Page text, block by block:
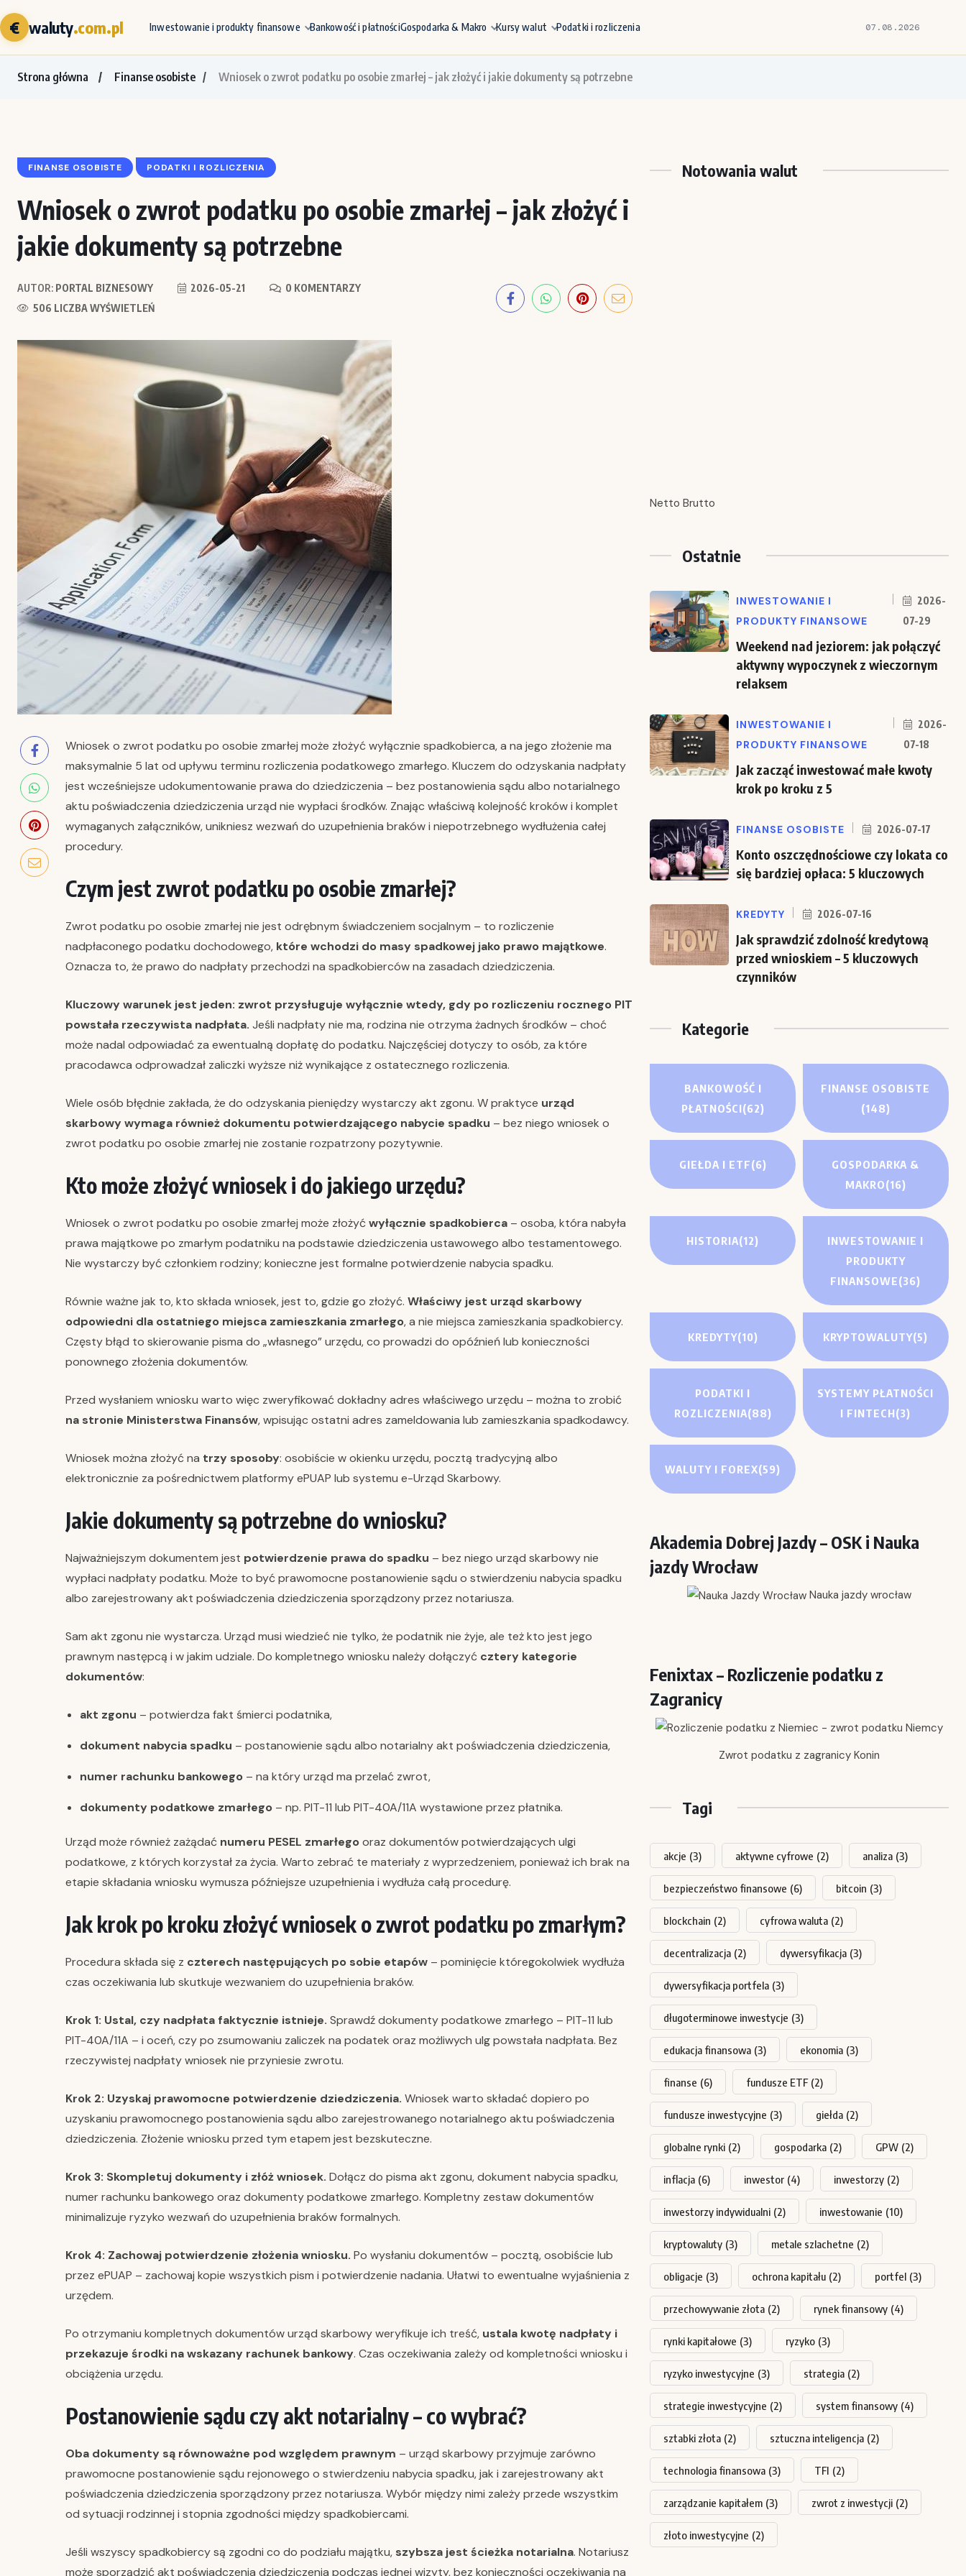
€ waluty.com.pl Inwestowanie i produkty finansowe Bankowość i płatnościGospodarka & Makro Kursy walut Podatki i rozliczenia 07.08.2026
Strona główna Finanse osobiste Wniosek o zwrot podatku po osobie zmarłej – jak złożyć i jakie dokumenty są potrzebne
FINANSE OSOBISTE PODATKI I ROZLICZENIA
Wniosek o zwrot podatku po osobie zmarłej – jak złożyć i
jakie dokumenty są potrzebne
AUTOR: PORTAL BIZNESOWY 2026-05-21
0 KOMENTARZY
506 LICZBA WYŚWIETLEŃ
Wniosek o zwrot podatku po osobie zmarłej może złożyć wyłącznie spadkobierca, a na jego złożenie ma
maksymalnie 5 lat od upływu terminu rozliczenia podatkowego zmarłego. Kluczem do odzyskania nadpłaty
jest wcześniejsze udokumentowanie prawa do dziedziczenia – bez postanowienia sądu albo notarialnego
aktu poświadczenia dziedziczenia urząd nie wypłaci środków. Znając właściwą kolejność kroków i komplet
wymaganych załączników, unikniesz wezwań do uzupełnienia braków i niepotrzebnego wydłużenia całej
procedury.
Czym jest zwrot podatku po osobie zmarłej?
Zwrot podatku po osobie zmarłej nie jest odrębnym świadczeniem socjalnym – to rozliczenie
nadpłaconego podatku dochodowego, które wchodzi do masy spadkowej jako prawo majątkowe.
Oznacza to, że prawo do nadpłaty przechodzi na spadkobierców na zasadach dziedziczenia.
Kluczowy warunek jest jeden: zwrot przysługuje wyłącznie wtedy, gdy po rozliczeniu rocznego PIT
powstała rzeczywista nadpłata. Jeśli nadpłaty nie ma, rodzina nie otrzyma żadnych środków – choć
może nadal odpowiadać za ewentualną dopłatę do podatku. Najczęściej dotyczy to osób, za które
pracodawca odprowadzał zaliczki wyższe niż wynikające z ostatecznego rozliczenia.
Wiele osób błędnie zakłada, że do odzyskania pieniędzy wystarczy akt zgonu. W praktyce urząd
skarbowy wymaga również dokumentu potwierdzającego nabycie spadku – bez niego wniosek o
zwrot podatku po osobie zmarłej nie zostanie rozpatrzony pozytywnie.
Kto może złożyć wniosek i do jakiego urzędu?
Wniosek o zwrot podatku po osobie zmarłej może złożyćwyłącznie spadkobierca – osoba, która nabyła
prawa majątkowe po zmarłym podatniku na podstawie dziedziczenia ustawowego albo testamentowego.
Nie wystarczy być członkiem rodziny; konieczne jest formalne potwierdzenie nabycia spadku.
Równie ważne jak to, kto składa wniosek, jest to, gdzie go złożyć. Właściwy jest urząd skarbowy
odpowiedni dla ostatniego miejsca zamieszkania zmarłego, a nie miejsca zamieszkania spadkobiercy.
Częsty błąd to skierowanie pisma do „własnego” urzędu, co prowadzi do opóźnień lub konieczności
ponownego złożenia dokumentów.
Przed wysłaniem wniosku warto więc zweryfikować dokładny adres właściwego urzędu – można to zrobić
na stronie Ministerstwa Finansów, wpisując ostatni adres zameldowania lub zamieszkania spadkodawcy.
Wniosek można złożyć na trzy sposoby: osobiście w okienku urzędu, pocztą tradycyjną albo
elektronicznie za pośrednictwem platformy ePUAP lub systemu e-Urząd Skarbowy.
Jakie dokumenty są potrzebne do wniosku?
Najważniejszym dokumentem jest potwierdzenie prawa do spadku – bez niego urząd skarbowy nie
wypłaci nadpłaty podatku. Może to być prawomocne postanowienie sądu o stwierdzeniu nabycia spadku
albo zarejestrowany akt poświadczenia dziedziczenia sporządzony przez notariusza.
Sam akt zgonu nie wystarcza. Urząd musi wiedzieć nie tylko, że podatnik nie żyje, ale też kto jest jego
prawnym następcą i w jakim udziale. Do kompletnego wniosku należy dołączyć cztery kategorie
dokumentów:
akt zgonu – potwierdza fakt śmierci podatnika,
dokument nabycia spadku – postanowienie sądu albo notarialny akt poświadczenia dziedziczenia,
numer rachunku bankowego – na który urząd ma przelać zwrot,
dokumenty podatkowe zmarłego – np. PIT-11 lub PIT-40A/11A wystawione przez płatnika.
Urząd może również zażądać numeru PESEL zmarłegooraz dokumentów potwierdzających ulgi
podatkowe, z których korzystał za życia. Warto zebrać te materiały z wyprzedzeniem, ponieważ ich brak na
etapie składania wniosku wymusza późniejsze uzupełnienia i wydłuża całą procedurę.
Jak krok po kroku złożyć wniosek o zwrot podatku po zmarłym?
Procedura składa się z czterech następujących po sobie etapów – pominięcie któregokolwiek wydłuża
czas oczekiwania lub skutkuje wezwaniem do uzupełnienia braków.
Krok 1: Ustal, czy nadpłata faktycznie istnieje. Sprawdź dokumenty podatkowe zmarłego – PIT-11 lub
PIT-40A/11A – i oceń, czy po zsumowaniu zaliczek na podatek oraz możliwych ulg powstała nadpłata. Bez
rzeczywistej nadpłaty wniosek nie przyniesie zwrotu.
Krok 2: Uzyskaj prawomocne potwierdzenie dziedziczenia. Wniosek warto składać dopiero po
uzyskaniu prawomocnego postanowienia sądu albo zarejestrowanego notarialnego aktu poświadczenia
dziedziczenia. Złożenie wniosku przed tym etapem jest bezskuteczne.
Krok 3: Skompletuj dokumenty i złóż wniosek. Dołącz do pisma akt zgonu, dokument nabycia spadku,
numer rachunku bankowego oraz dokumenty podatkowe zmarłego. Kompletny zestaw dokumentów
minimalizuje ryzyko wezwań do uzupełnienia braków formalnych.
Krok 4: Zachowaj potwierdzenie złożenia wniosku. Po wysłaniu dokumentów – pocztą, osobiście lub
przez ePUAP – zachowaj kopie wszystkich pism i potwierdzenie nadania. Ułatwi to ewentualne wyjaśnienia z
urzędem.
Po otrzymaniu kompletnych dokumentów urząd skarbowy weryfikuje ich treść, ustala kwotę nadpłaty i
przekazuje środki na wskazany rachunek bankowy. Czas oczekiwania zależy od kompletności wniosku i
obciążenia urzędu.
Postanowienie sądu czy akt notarialny – co wybrać?
Oba dokumenty są równoważne pod względem prawnym – urząd skarbowy przyjmuje zarówno
prawomocne postanowienie sądu rejonowego o stwierdzeniu nabycia spadku, jak i zarejestrowany akt
poświadczenia dziedziczenia sporządzony przez notariusza. Wybór między nimi zależy przede wszystkim
od sytuacji rodzinnej i stopnia zgodności między spadkobiercami.
Jeśli wszyscy spadkobiercy są zgodni co do podziału majątku, szybsza jest ścieżka notarialna. Notariusz
może sporządzić akt poświadczenia dziedziczenia podczas jednej wizyty, bez konieczności oczekiwania na
Notowania walut
Netto Brutto
Ostatnie
INWESTOWANIE I
PRODUKTY FINANSOWE
2026-
07-29
Weekend nad jeziorem: jak połączyć
aktywny wypoczynek z wieczornym
relaksem
INWESTOWANIE I
PRODUKTY FINANSOWE
2026-
07-18
Jak zacząć inwestować małe kwoty
krok po kroku z 5
FINANSE OSOBISTE 2026-07-17
Konto oszczędnościowe czy lokata co
się bardziej opłaca: 5 kluczowych
KREDYTY 2026-07-16
Jak sprawdzić zdolność kredytową
przed wnioskiem – 5 kluczowych
czynników
Kategorie
BANKOWOŚĆ I
PŁATNOŚCI(62)
FINANSE OSOBISTE
(148)
GIEŁDA I ETF(6)
GOSPODARKA &
MAKRO(16)
HISTORIA(12)
INWESTOWANIE I
PRODUKTY
FINANSOWE(36)
KREDYTY(10) KRYPTOWALUTY(5)
PODATKI I
ROZLICZENIA(88)
SYSTEMY PŁATNOŚCI
I FINTECH(3)
WALUTY I FOREX(59)
Akademia Dobrej Jazdy – OSK i Nauka
jazdy Wrocław
Nauka jazdy wrocław
Fenixtax – Rozliczenie podatku z
Zagranicy
Zwrot podatku z zagranicy Konin
Tagi
akcje (3) aktywne cyfrowe (2) analiza (3)
bezpieczeństwo finansowe (6) bitcoin (3)
blockchain (2) cyfrowa waluta (2)
decentralizacja (2) dywersyfikacja (3)
dywersyfikacja portfela (3)
długoterminowe inwestycje (3)
edukacja finansowa (3) ekonomia (3)
finanse (6) fundusze ETF (2)
fundusze inwestycyjne (3) giełda (2)
globalne rynki (2) gospodarka (2) GPW (2)
inflacja (6) inwestor (4) inwestorzy (2)
inwestorzy indywidualni (2) inwestowanie (10)
kryptowaluty (3) metale szlachetne (2)
obligacje (3) ochrona kapitału (2) portfel (3)
przechowywanie złota (2) rynek finansowy (4)
rynki kapitałowe (3) ryzyko (3)
ryzyko inwestycyjne (3) strategia (2)
strategie inwestycyjne (2) system finansowy (4)
sztabki złota (2) sztuczna inteligencja (2)
technologia finansowa (3) TFI (2)
zarządzanie kapitałem (3) zwrot z inwestycji (2)
złoto inwestycyjne (2)